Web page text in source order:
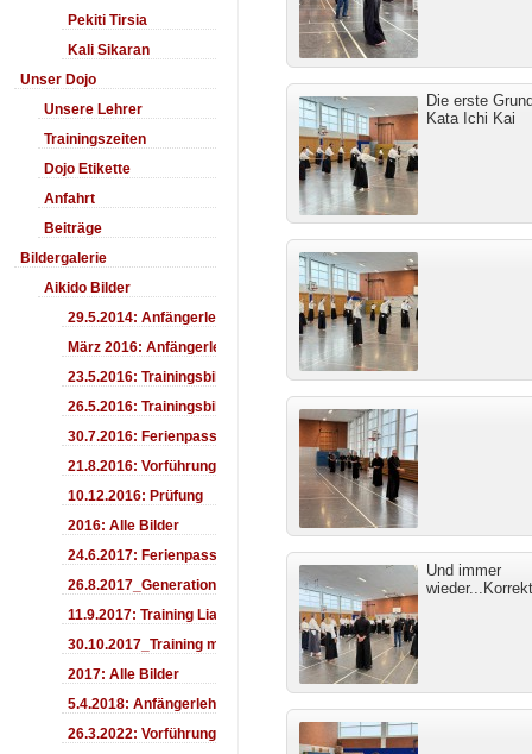
Die erste
Kata Ichi Kai
Und immer
Pekiti Tirsia
Kali Sikaran
Unser Dojo
Unsere Lehrer
Trainingszeiten
Dojo Etikette
Anfahrt
Beiträge
Bildergalerie
Aikido Bilder
29.5.2014: Anfängerlehrgang Aiki-Ken
März 2016: Anfängerlehrgang
23.5.2016: Trainingsbilder
26.5.2016: Trainingsbilder
30.7.2016: Ferienpass
21.8.2016: Vorführung Bergfest Sehnde
10.12.2016: Prüfung
2016: Alle Bilder
24.6.2017: Ferienpass
26.8.2017_Generationentag_Sehnde
11.9.2017: Training LiaSuzuki Hildesheim
30.10.2017_Training mit Ando
2017: Alle Bilder
5.4.2018: Anfängerlehrgang
26.3.2022: Vorführung